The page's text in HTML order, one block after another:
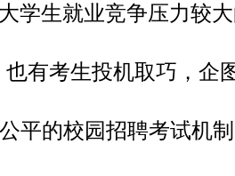
生就业竞争压力较大
也有考生投机取巧，企
平的校园招聘考试机